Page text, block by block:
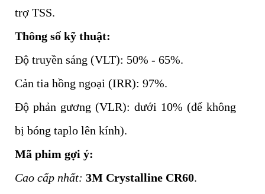
trợ TSS.
Thông số kỹ thuật:
Độ truyền sáng (VLT): 50% - 65%.
Cản tia hồng ngoại (IRR): 97%.
Độ phản gương (VLR): dưới 10% (để không
bị bóng taplo lên kính).
Mã phim gợi ý:
Cao cấp nhất: 3M Crystalline CR60.